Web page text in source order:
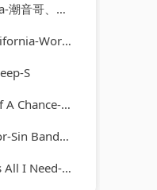
、虞姬、圈妹
Workout Music
S
Dizzy Gillespie
、Frankie J
Climbers